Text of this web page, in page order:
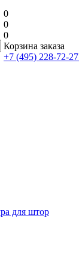
0
0
0
Корзина заказа
+7 (495) 228-72-27
для штор